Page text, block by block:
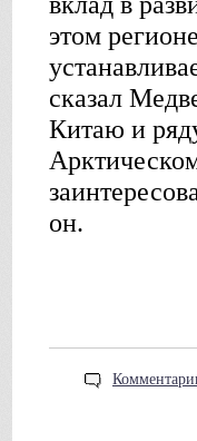
этом
сказал
Китаю и
он.